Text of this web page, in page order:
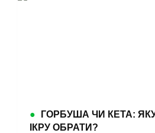
●
ГОРБУША ЧИ КЕТА:
ІКРУ ОБРАТИ?